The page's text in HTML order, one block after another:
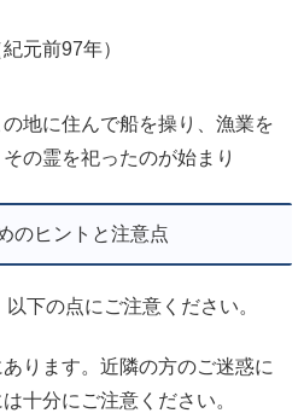
元前97年）
地に住んで船を操り、漁業を
の霊を祀ったのが始まり
のヒントと注意点
下の点にご注意ください。
ります。近隣の方のご迷惑に
十分にご注意ください。